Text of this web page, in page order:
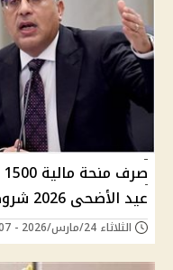
عيد الأضحى 2026 شروط الحصول عليها
الثلاثاء 24/مارس/2026 - 02:07 م